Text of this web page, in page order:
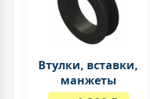
Втулки, вставки,
манжеты